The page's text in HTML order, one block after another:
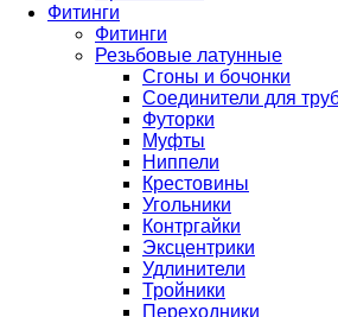
Фитинги
Фитинги
Резьбовые латунные
Сгоны и бочонки
Соединители для
Футорки
Муфты
Ниппели
Крестовины
Угольники
Контргайки
Эксцентрики
Удлинители
Тройники
Переходники